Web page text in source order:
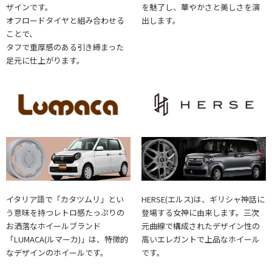
ザインです。
オフロードタイヤと組み合わせる
ことで、
タフで重厚感のある引き締まった
足元に仕上がります。
を魅了し、華やかさと美しさを演
出します。
イタリア語で「カタツムリ」とい
う意味を持つレトロ感たっぷりの
お洒落なホイールブランド
「LUMACA(ルマーカ)」は、特徴的
なデザインのホイールです。
HERSE(エルス)は、ギリシャ神話に
登場する女神に由来します。三次
元曲線で構成されたデザイン性の
高いエレガントで上品なホイール
です。